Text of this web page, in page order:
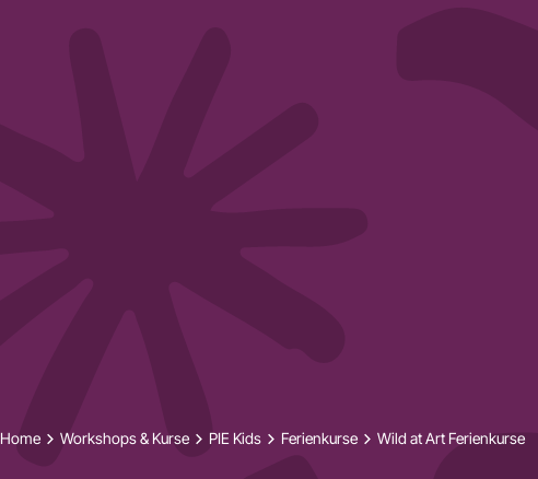
Home Workshops & Kurse PIE Kids Ferienkurse Wild at Art Ferienkurse